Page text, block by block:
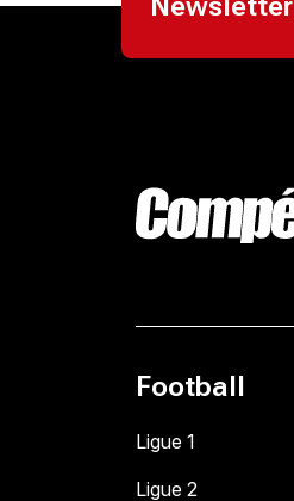
Football
Ligue 1
Ligue 2